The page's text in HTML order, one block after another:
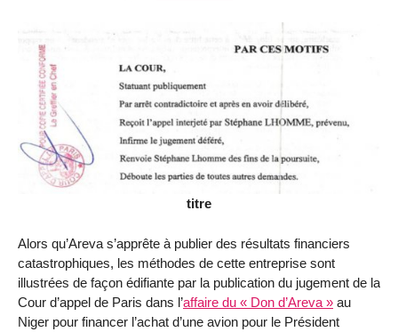
titre
Alors qu’Areva s’apprête à publier des résultats financiers
catastrophiques, les méthodes de cette entreprise sont
illustrées de façon édifiante par la publication du jugement de la
Cour d’appel de Paris dans l’affaire du « Don d’Areva » au
Niger pour financer l’achat d’une avion pour le Président